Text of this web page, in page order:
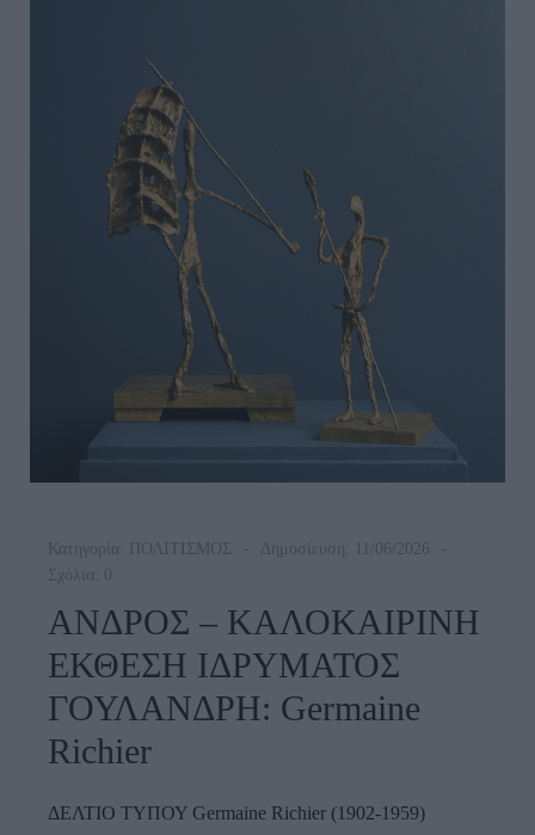
Κατηγορία: ΠΟΛΙΤΙΣΜΟΣ
Δημοσίευση: 11/06/2026
Σχόλια: 0
ΑΝΔΡΟΣ – ΚΑΛΟΚΑΙΡΙΝΗ
ΕΚΘΕΣΗ ΙΔΡΥΜΑΤΟΣ
ΓΟΥΛΑΝΔΡΗ: Germaine
Richier
ΔΕΛΤΙΟ ΤΥΠΟΥ Germaine Richier (1902-1959)